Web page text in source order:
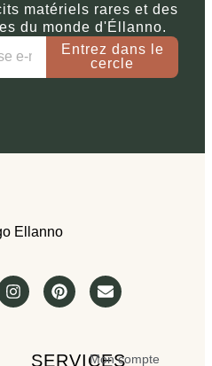
matériels rares et des
du monde d'Éllanno.
Entrez dans le
cercle
SERVICESMon compte